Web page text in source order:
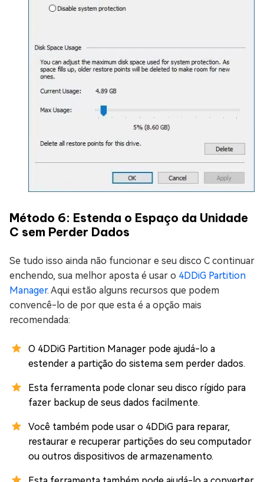
Método 6: Estenda o Espaço da Unidade
C sem Perder Dados
Se tudo isso ainda não funcionar e seu disco C continuar
enchendo, sua melhor aposta é usar o 4DDiG Partition
Manager. Aqui estão alguns recursos que podem
convencê-lo de por que esta é a opção mais
recomendada:
O 4DDiG Partition Manager pode ajudá-lo a
estender a partição do sistema sem perder dados.
Esta ferramenta pode clonar seu disco rígido para
fazer backup de seus dados facilmente.
Você também pode usar o 4DDiG para reparar,
restaurar e recuperar partições do seu computador
ou outros dispositivos de armazenamento.